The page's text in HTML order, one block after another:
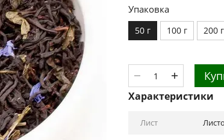
Упаковка
50 г 100 г 200 г
Характеристики
Лист